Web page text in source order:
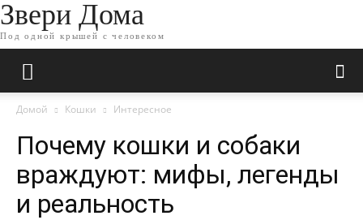
Звери Дома
Под одной крышей с человеком
Домой Кошки Интересное
Почему кошки и собаки
враждуют: мифы, легенды
и реальность